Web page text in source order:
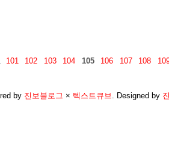
101 102 103 104 105 106 107 108
by 진보블로그 × 텍스트큐브. Designed by